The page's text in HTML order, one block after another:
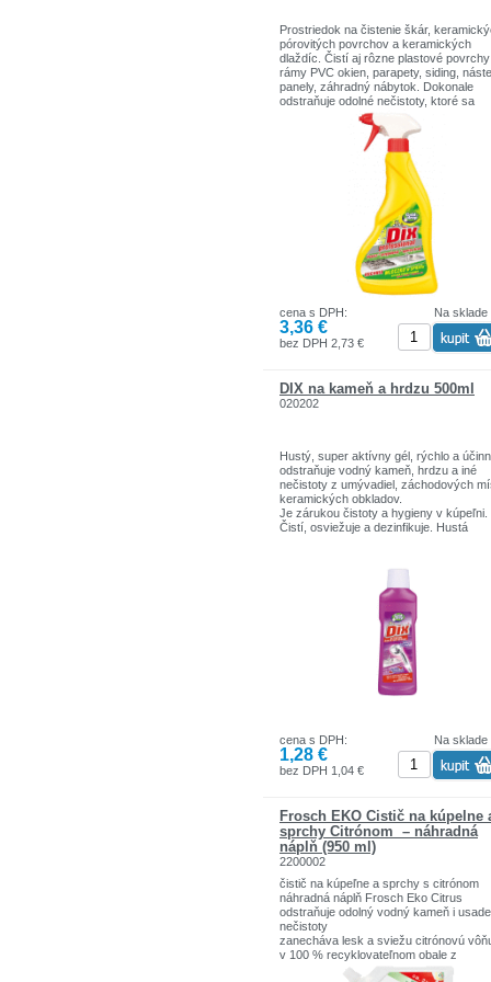
Prostriedok na čistenie škár,
pórovitých povrchov a keramických
dlaždíc. Čistí aj rôzne plastové
rámy PVC okien, parapety, siding,
panely, záhradný nábytok. Dokonale
odstraňuje odolné nečistoty, ktoré sa
zhromažďujú v škárach, nepoškodzujú
farbu. Vďaka špeciálnemu zloženiu
odstraňuje rovnako pripálené zvyšky a
Spôsob použitia: na čistený povrch
niekoľkokrát nastriekajte prípravok.
Následne ho vyčistite pomocou
alebo kefy. Po odstránení nečistôt
opláchnite čistený povrch vodou.
UPOZORNENIE! Nepoužívajte na
drevených povrchov.
Na sklade
cena s DPH:
3,36 €
bez DPH 2,73 €
DIX na kameň a hrdzu 500ml
020202
Hustý, super aktívny gél, rýchlo a
odstraňuje vodný kameň, hrdzu a iné
nečistoty z umývadiel, záchodových
keramických obkladov.
Je zárukou čistoty a hygieny v kúpeľni.
Čistí, osviežuje a dezinfikuje. Hustá
čas pôsobenia aktívnych látok v
ktoré sú zdrojom prípadných infekcií a
zabraňuje vzniku nových. Má príjemnú,
Uzáver je zaistený proti náhodnému
otvoreniu prípravku deťmi.
Na sklade
cena s DPH:
1,28 €
bez DPH 1,04 €
Frosch EKO Čistič na kúpelne
sprchy Citrónom – náhradná
náplň (950 ml)
2200002
čistič na kúpeľne a sprchy s citrónom
náhradná náplň Frosch Eko Citrus
odstraňuje odolný vodný kameň i
nečistoty
zanecháva lesk a sviežu citrónovú
v 100 % recyklovateľnom obale z
jednotného recyklovaného materiálu